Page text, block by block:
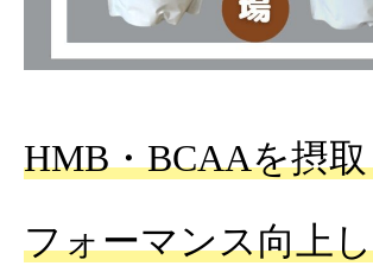
HMB・BCAAを摂
フォーマンス向上